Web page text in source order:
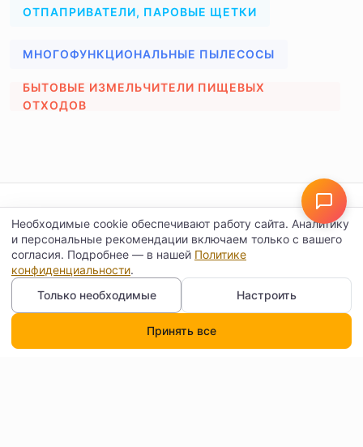
ОТПАПРИВАТЕЛИ, ПАРОВЫЕ ЩЕТКИ
МНОГОФУНКЦИОНАЛЬНЫЕ ПЫЛЕСОСЫ
БЫТОВЫЕ ИЗМЕЛЬЧИТЕЛИ ПИЩЕВЫХ
ОТХОДОВ
Контакты Договор оферты
Согласие на обработку
персональных данных
Как читать бейджи и
Необходимые cookie обеспечивают работу сайта. Аналитику
и персональные рекомендации включаем только с вашего
согласия. Подробнее — в нашей Политике
конфиденциальности.
Только необходимые
Настроить
Принять все